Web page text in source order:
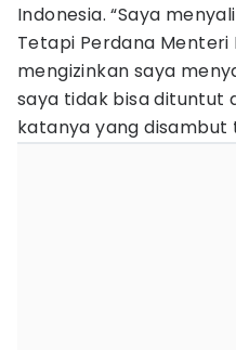
Indonesia. “Saya
Tetapi Perdana
mengizinkan saya
saya tidak bisa dituntut
katanya yang disambut